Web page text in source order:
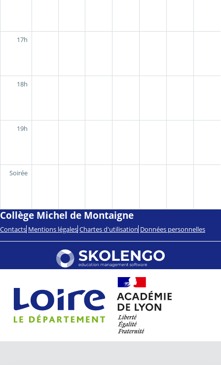
17h
18h
19h
Soirée
Collège Michel de Montaigne
Contacts Mentions légales Chartes d'utilisation Données personnelles